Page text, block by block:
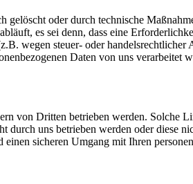
gelöscht oder durch technische
es sei denn, dass eine
wegen steuer- oder
Daten von uns verarbeitet
von Dritten betrieben werden. Solche
durch uns betrieben werden oder diese
sicheren Umgang mit Ihren